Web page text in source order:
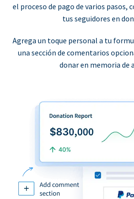
el proceso de pago de varios pasos,
tus seguidores en
Agrega un toque personal a tu
una sección de comentarios
donar en memoria de